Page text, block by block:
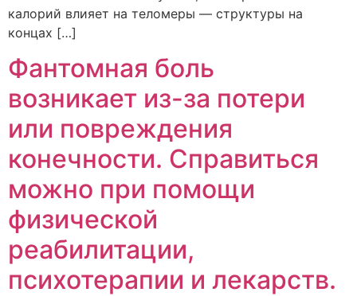
калорий влияет на теломеры — структуры на
концах […]
Фантомная боль
возникает из-за потери
или повреждения
конечности. Справиться
можно при помощи
физической
реабилитации,
психотерапии и лекарств.